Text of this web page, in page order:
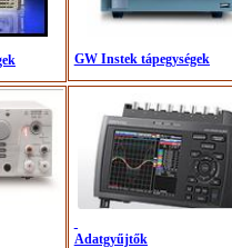
Adatgyűjtők
GW Instek tápegységek